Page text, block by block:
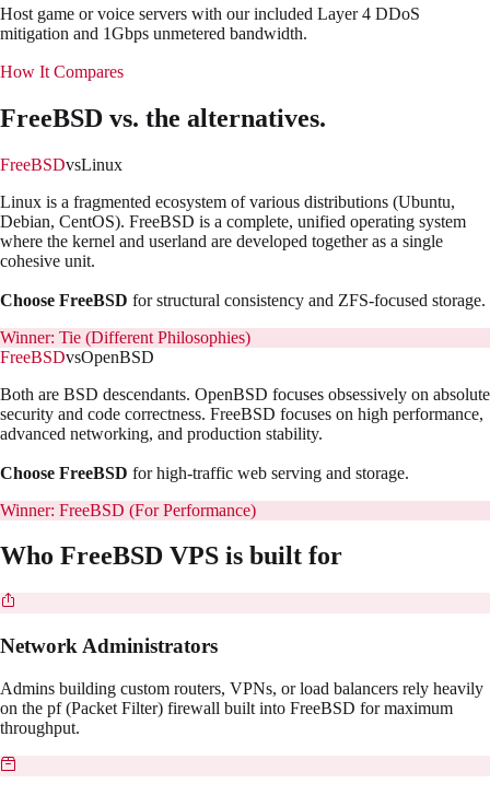
Host game or voice servers with our included Layer 4 DDoS
mitigation and 1Gbps unmetered bandwidth.
How It Compares
FreeBSD vs. the alternatives.
FreeBSDvsLinux
Linux is a fragmented ecosystem of various distributions (Ubuntu,
Debian, CentOS). FreeBSD is a complete, unified operating system
where the kernel and userland are developed together as a single
cohesive unit.
Choose FreeBSD for structural consistency and ZFS-focused storage.
Winner: Tie (Different Philosophies)
FreeBSDvsOpenBSD
Both are BSD descendants. OpenBSD focuses obsessively on absolute
security and code correctness. FreeBSD focuses on high performance,
advanced networking, and production stability.
Choose FreeBSD for high-traffic web serving and storage.
Winner: FreeBSD (For Performance)
Who FreeBSD VPS is built for
Network Administrators
Admins building custom routers, VPNs, or load balancers rely heavily
on the pf (Packet Filter) firewall built into FreeBSD for maximum
throughput.